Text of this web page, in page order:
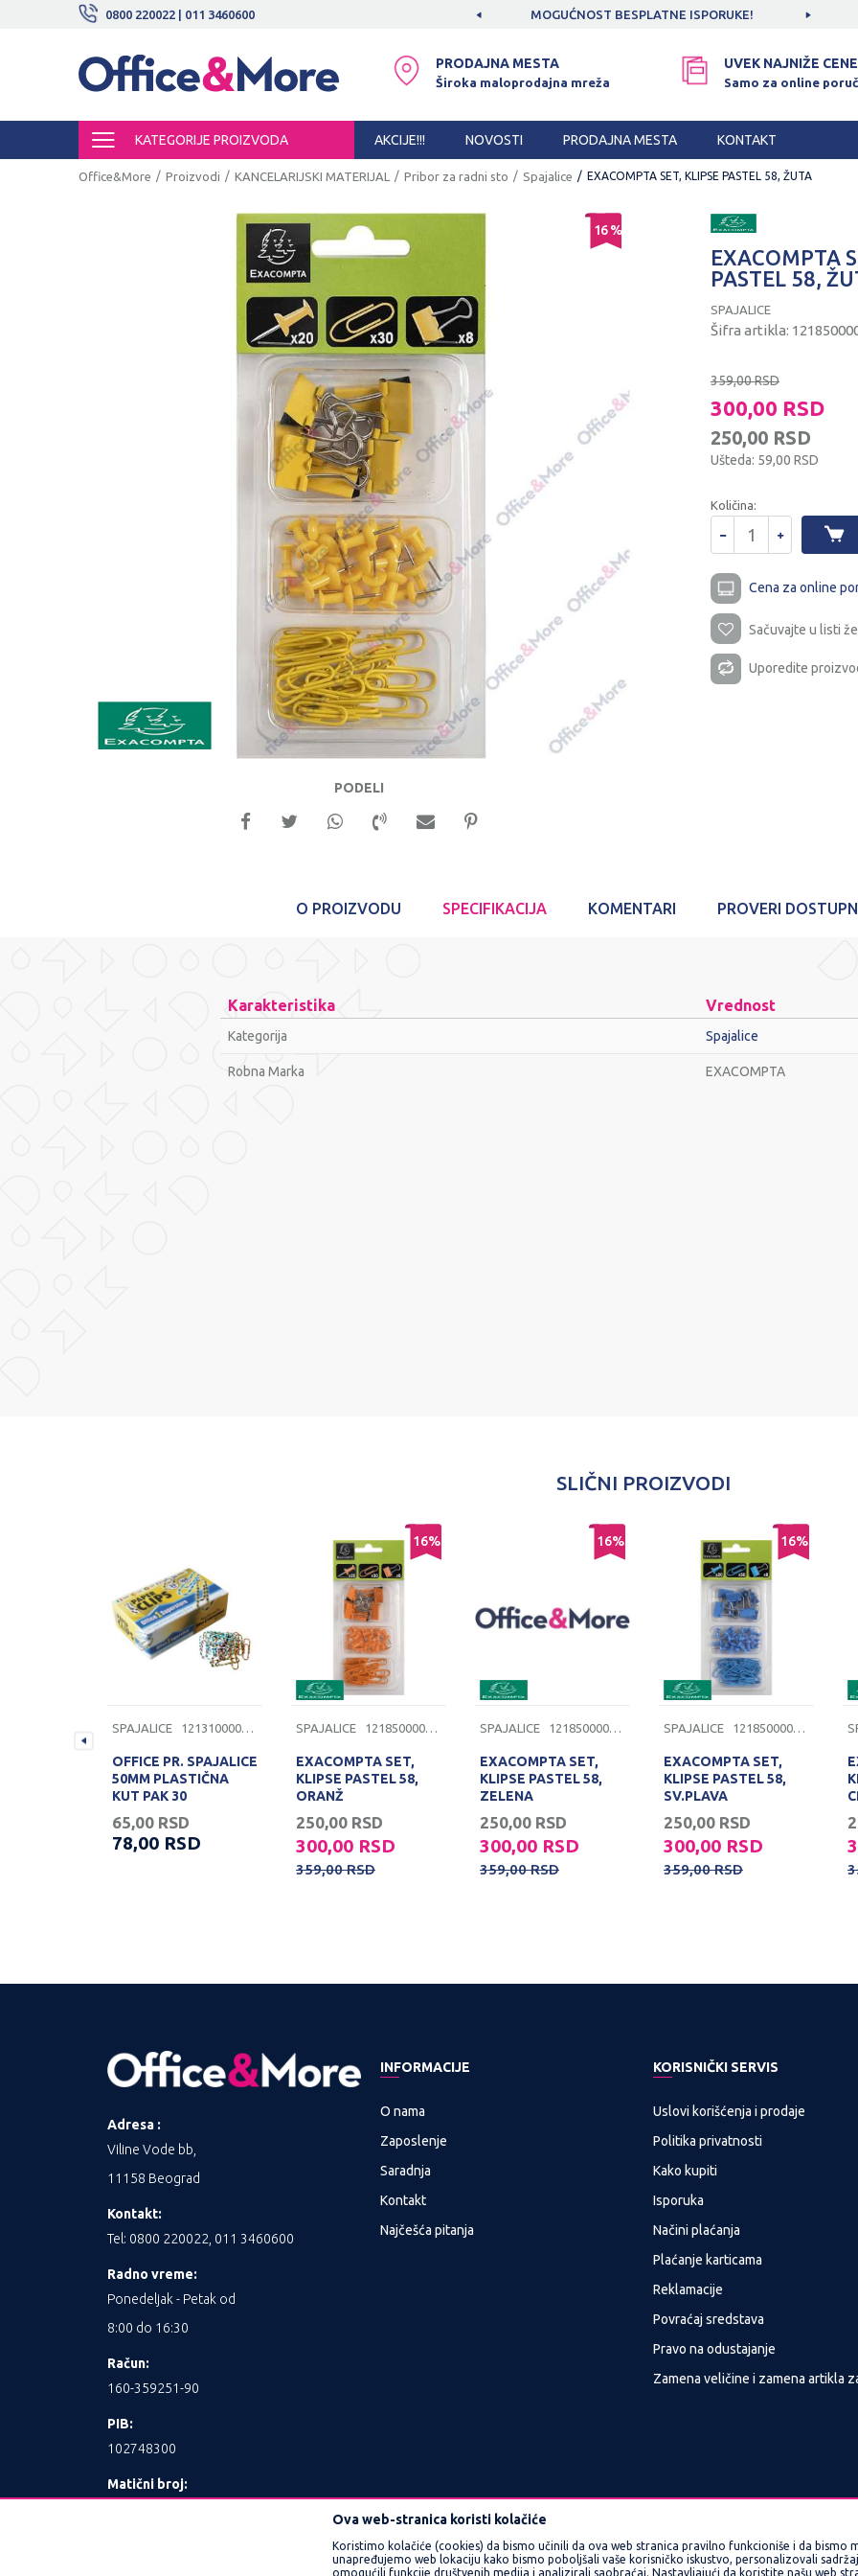
0800 220022 | 011 3460600
ISPORUKE! SIGURNO PLAĆANJE PLATNIM KARTICAMA! MOGUĆNOST BESPLATNE ISPORUKE!
PRODAJNA MESTA
Široka maloprodajna mreža
UVEK NAJNIŽE CENE
Samo za online
KATEGORIJE PROIZVODA AKCIJE!!! NOVOSTI PRODAJNA MESTA KONTAKT
Office&More Proizvodi KANCELARIJSKI MATERIJAL Pribor za radni sto Spajalice EXACOMPTA SET, KLIPSE PASTEL 58, ŽUTA
16 %
PODELI
EXACOMPTA
PASTEL 58,
SPAJALICE
Šifra artikla:
359,00RSD
300,00 RSD
250,00 RSD
Ušteda: 59,00 RSD
Količina:
Cena za online
Sačuvajte u listi
Uporedite
O PROIZVODU SPECIFIKACIJA KOMENTARI PROVERI
Karakteristika Vrednost
Kategorija Spajalice
Robna Marka EXACOMPTA
SLIČNI PROIZVODI
SPAJALICE 1213100000270
OFFICE PR. SPAJALICE
50MM PLASTIČNA
KUT PAK 30
65,00 RSD
78,00 RSD
16%
SPAJALICE 1218500000171
EXACOMPTA SET,
KLIPSE PASTEL 58,
ORANŽ
250,00 RSD
300,00 RSD
359,00RSD
16%
SPAJALICE 1218500000170
EXACOMPTA SET,
KLIPSE PASTEL 58,
ZELENA
250,00 RSD
300,00 RSD
359,00RSD
16%
SPAJALICE 1218500000169
EXACOMPTA SET,
KLIPSE PASTEL 58,
SV.PLAVA
250,00 RSD
300,00 RSD
359,00RSD
Adresa :
Viline Vode bb,
11158 Beograd
Kontakt:
Tel: 0800 220022, 011 3460600
Radno vreme:
Ponedeljak - Petak od
8:00 do 16:30
Račun:
160-359251-90
PIB:
102748300
Matični broj:
INFORMACIJE
O nama
Zaposlenje
Saradnja
Kontakt
Najčešća pitanja
KORISNIČKI SERVIS
Uslovi korišćenja i prodaje
Politika privatnosti
Kako kupiti
Isporuka
Načini plaćanja
Plaćanje karticama
Reklamacije
Povraćaj sredstava
Pravo na odustajanje
Zamena veličine i zamena artikla
Ova web-stranica koristi kolačiće
Koristimo kolačiće (cookies) da bismo učinili da ova web stranica pravilno funkcioniše i da bismo
unapređujemo web lokaciju kako bismo poboljšali vaše korisničko iskustvo, personalizovali
omogućili funkcije društvenih medija i analizirali saobraćaj. Nastavljajući da koristite našu web